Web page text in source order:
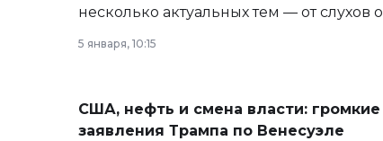
несколько актуальных тем — от слухов о
армии, экономики и личного здоровья.
5 января, 10:15
США, нефть и смена власти: громкие
заявления Трампа по Венесуэле